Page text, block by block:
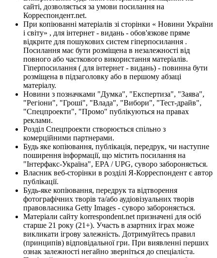
сайті, дозволяється за умови посилання на
Корреспондент.net.
При копіюванні матеріалів зі сторінки « Новини України
і світу» , для інтернет - видань - обов'язкове пряме
відкрите для пошукових систем гіперпосилання .
Посилання має бути розміщена в незалежності від
повного або часткового використання матеріалів.
Гіперпосилання ( для інтернет - видань) - повинна бути
розміщена в підзаголовку або в першому абзаці
матеріалу.
Новини з позначками "Думка", "Експертиза", "Заява",
"Регіони", "Гроші", "Влада", "Вибори", "Тест-драйв",
"Спецпроекти", "Промо" публікуються на правах
реклами.
Розділ Спецпроекти створюється спільно з
комерційними партнерами.
Будь яке копіювання, публікація, передрук, чи наступне
поширення інформації, що містить посилання на
"Інтерфакс-Україна", EPA / UPG, суворо забороняється.
Власник веб-сторінки в розділі Я-Корреспондент є автор
публікації.
Будь-яке копіювання, передрук та відтворення
фотографічних творів та/або аудіовізуальних творів
правовласника Getty Images - суворо забороняється.
Матеріали сайту korrespondent.net призначені для осіб
старше 21 року (21+). Участь в азартних іграх може
викликати ігрову залежність. Дотримуйтесь правил
(принципів) відповідальної гри. При виявленні перших
ознак залежності негайно зверніться до спеціаліста.